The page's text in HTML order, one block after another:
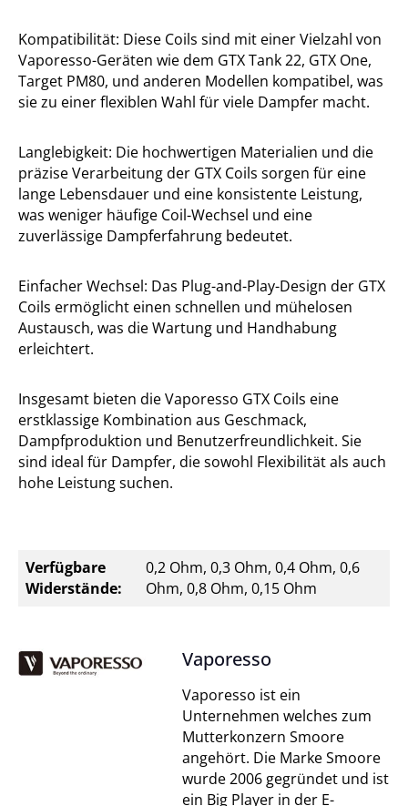
Kompatibilität: Diese Coils sind mit einer Vielzahl von
Vaporesso-Geräten wie dem GTX Tank 22, GTX One,
Target PM80, und anderen Modellen kompatibel, was
sie zu einer flexiblen Wahl für viele Dampfer macht.
Langlebigkeit: Die hochwertigen Materialien und die
präzise Verarbeitung der GTX Coils sorgen für eine
lange Lebensdauer und eine konsistente Leistung,
was weniger häufige Coil-Wechsel und eine
zuverlässige Dampferfahrung bedeutet.
Einfacher Wechsel: Das Plug-and-Play-Design der GTX
Coils ermöglicht einen schnellen und mühelosen
Austausch, was die Wartung und Handhabung
erleichtert.
Insgesamt bieten die Vaporesso GTX Coils eine
erstklassige Kombination aus Geschmack,
Dampfproduktion und Benutzerfreundlichkeit. Sie
sind ideal für Dampfer, die sowohl Flexibilität als auch
hohe Leistung suchen.
Verfügbare
Widerstände:
0,2 Ohm, 0,3 Ohm, 0,4 Ohm, 0,6
Ohm, 0,8 Ohm, 0,15 Ohm
Vaporesso
Vaporesso ist ein
Unternehmen welches zum
Mutterkonzern Smoore
angehört. Die Marke Smoore
wurde 2006 gegründet und ist
ein Big Player in der E-